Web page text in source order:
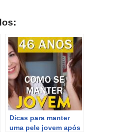
Dicas para manter
uma pele jovem após